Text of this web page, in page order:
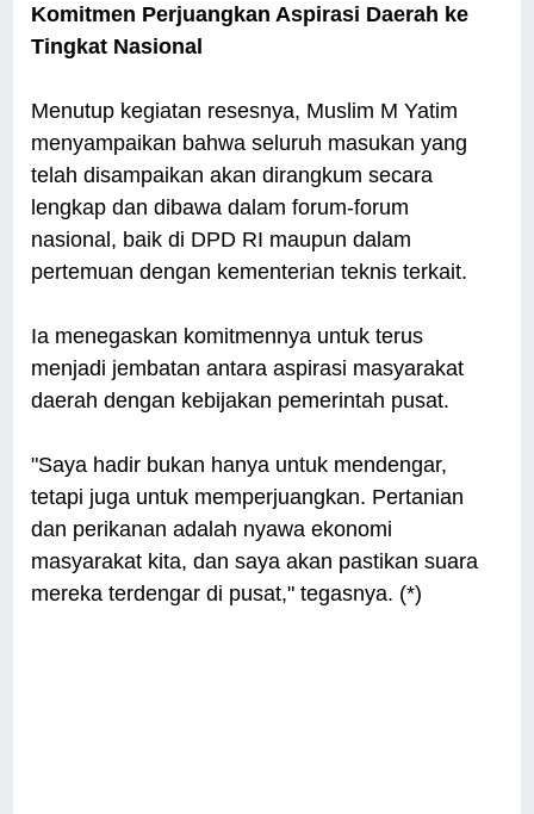
Komitmen Perjuangkan Aspirasi Daerah ke
Tingkat Nasional
Menutup kegiatan resesnya, Muslim M Yatim
menyampaikan bahwa seluruh masukan yang
telah disampaikan akan dirangkum secara
lengkap dan dibawa dalam forum-forum
nasional, baik di DPD RI maupun dalam
pertemuan dengan kementerian teknis terkait.
Ia menegaskan komitmennya untuk terus
menjadi jembatan antara aspirasi masyarakat
daerah dengan kebijakan pemerintah pusat.
"Saya hadir bukan hanya untuk mendengar,
tetapi juga untuk memperjuangkan. Pertanian
dan perikanan adalah nyawa ekonomi
masyarakat kita, dan saya akan pastikan suara
mereka terdengar di pusat," tegasnya. (*)